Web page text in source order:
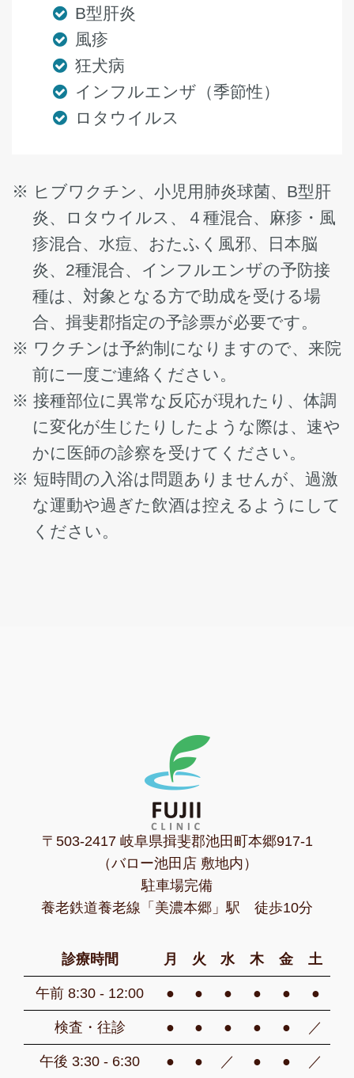
B型肝炎
風疹
狂犬病
インフルエンザ（季節性）
ロタウイルス
ヒブワクチン、小児用肺炎球菌、B型肝
炎、ロタウイルス、４種混合、麻疹・風
疹混合、水痘、おたふく風邪、日本脳
炎、2種混合、インフルエンザの予防接
種は、対象となる方で助成を受ける場
合、揖斐郡指定の予診票が必要です。
ワクチンは予約制になりますので、来院
前に一度ご連絡ください。
接種部位に異常な反応が現れたり、体調
に変化が生じたりしたような際は、速や
かに医師の診察を受けてください。
短時間の入浴は問題ありませんが、過激
な運動や過ぎた飲酒は控えるようにして
ください。
〒503-2417 岐阜県揖斐郡池田町本郷917-1
（バロー池田店 敷地内）
駐車場完備
養老鉄道養老線「美濃本郷」駅 徒歩10分
診療時間 月 火 水 木 金 土
午前 8:30 - 12:00 ● ● ● ● ● ●
検査・往診 ● ● ● ● ● ／
午後 3:30 - 6:30 ● ● ／ ● ● ／